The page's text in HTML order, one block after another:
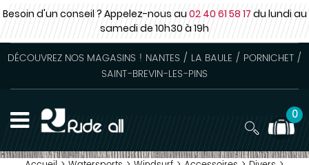
Besoin d'un conseil ? Appelez-nous au02 40 61 58 17du lundi au
samedide 10h30 à 19h
DÉCOUVREZ NOS MAGASINS ! NANTES / LA BAULE / PORNICHET /
SAINT-BREVIN-LES-PINS
0